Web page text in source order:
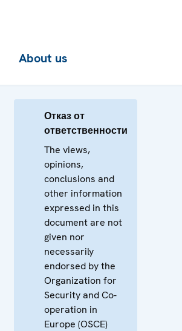
About us
Отказ от
ответственности
The views,
opinions,
conclusions and
other information
expressed in this
document are not
given nor
necessarily
endorsed by the
Organization for
Security and Co-
operation in
Europe (OSCE)